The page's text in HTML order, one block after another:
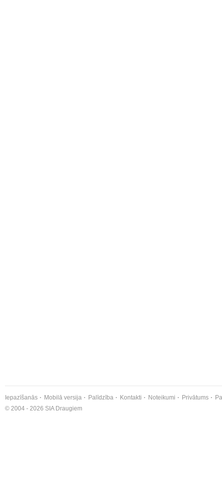
Iepazīšanās Mobilā versija Palīdzība Kontakti Noteikumi Privātums
© 2004 - 2026 SIA Draugiem